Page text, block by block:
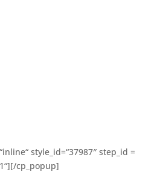
style_id=“37987″ step_id =
cp_popup]